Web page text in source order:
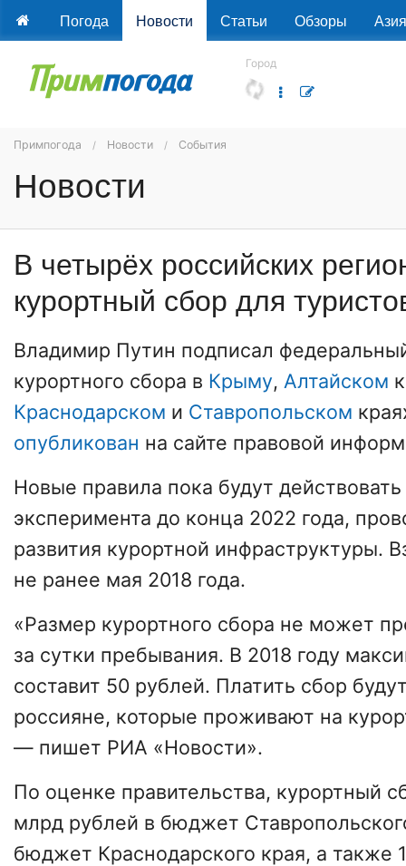
Погода Новости Статьи Обзоры Азия
Город
Примпогода Новости События
Новости
В четырёх российских
курортный сбор для
Владимир Путин подписал
курортного сбора в Крыму, Алтайском
Краснодарском и Ставропольском
опубликован на сайте правовой
Новые правила пока будут
эксперимента до конца 2022 года,
развития курортной инфраструктуры.
не ранее мая 2018 года.
«Размер курортного сбора не может
за сутки пребывания. В 2018 году
составит 50 рублей. Платить сбор
россияне, которые проживают на
— пишет РИА «Новости».
По оценке правительства, курортный
млрд рублей в бюджет
бюджет Краснодарского края, а также